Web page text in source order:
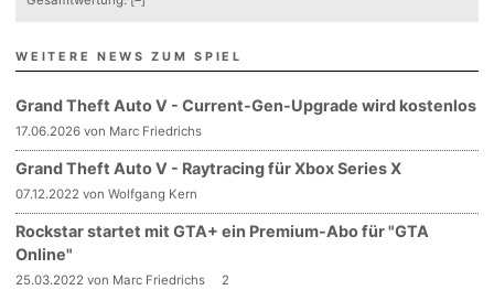
WEITERE NEWS ZUM SPIEL
Grand Theft Auto V - Current-Gen-Upgrade wird kostenlos
17.06.2026 von Marc Friedrichs
Grand Theft Auto V - Raytracing für Xbox Series X
07.12.2022 von Wolfgang Kern
Rockstar startet mit GTA+ ein Premium-Abo für "GTA
Online"
25.03.2022 von Marc Friedrichs 2